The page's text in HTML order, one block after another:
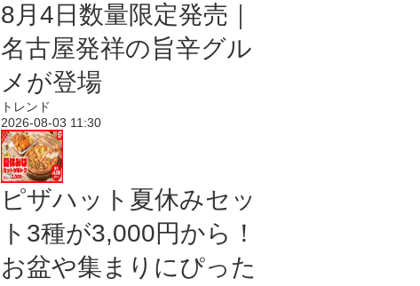
8月4日数量限定発売｜
名古屋発祥の旨辛グル
メが登場
トレンド
2026-08-03 11:30
ピザハット夏休みセッ
ト3種が3,000円から！
お盆や集まりにぴった